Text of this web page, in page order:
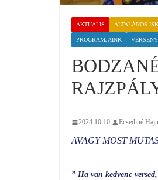
AKTUÁLIS ÁLTALÁNOS
PROGRAMJAINK
2024.10.10. Ecsediné
AVAGY MOST
” Ha van kedvenc